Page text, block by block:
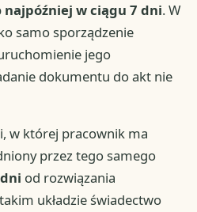
najpóźniej w ciągu 7 dni. W
samo sporządzenie
jego
dokumentu do akt nie
w której pracownik ma
przez tego samego
od rozwiązania
układzie świadectwo